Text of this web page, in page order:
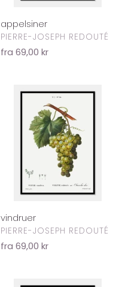
appelsiner
FORHANDLER
PIERRE-JOSEPH REDOUTÉ
Normalpris
fra 69,00 kr
vindruer
vindruer
FORHANDLER
PIERRE-JOSEPH REDOUTÉ
Normalpris
fra 69,00 kr